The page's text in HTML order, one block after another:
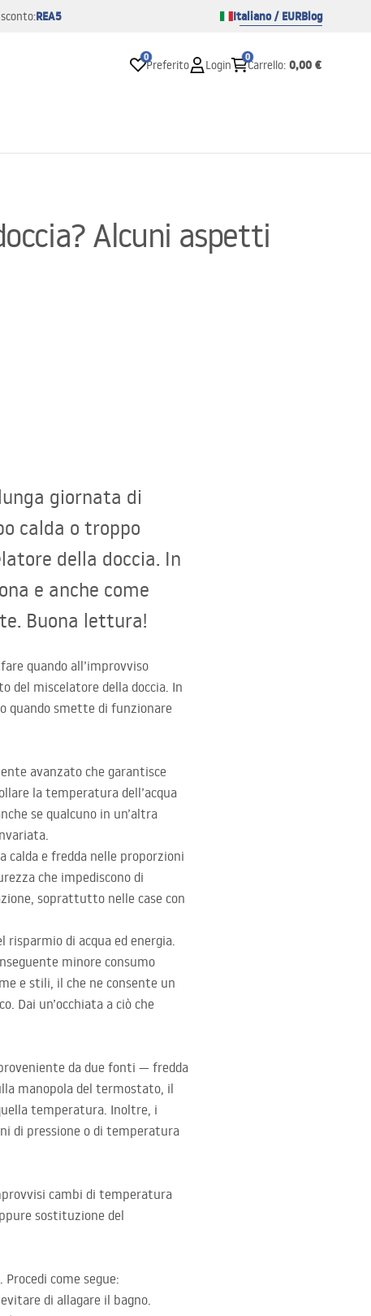
REA5 Italiano / EURBlog
0
Preferito Login
0
Carrello: 0,00 €
Alcuni aspetti
giornata di
calda o troppo
della doccia. In
e anche come
Buona lettura!
quando all’improvviso
del miscelatore della doccia. In
quando smette di funzionare
avanzato che garantisce
la temperatura dell’acqua
se qualcuno in un’altra
calda e fredda nelle proporzioni
che impediscono di
soprattutto nelle case con
risparmio di acqua ed energia.
minore consumo
e stili, il che ne consente un
Dai un’occhiata a ciò che
da due fonti — fredda
manopola del termostato, il
temperatura. Inoltre, i
di pressione o di temperatura
cambi di temperatura
sostituzione del
come segue:
di allagare il bagno.